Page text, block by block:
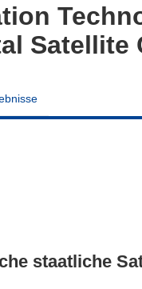
Satellite
staatliche